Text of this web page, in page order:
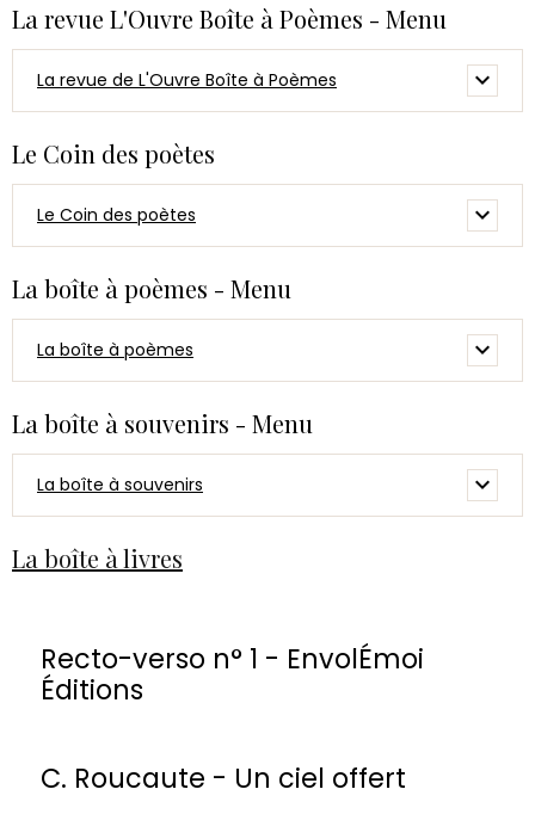
La revue L'Ouvre Boîte à Poèmes - Menu
La revue de L'Ouvre Boîte à Poèmes
Le Coin des poètes
Le Coin des poètes
La boîte à poèmes - Menu
La boîte à poèmes
La boîte à souvenirs - Menu
La boîte à souvenirs
La boîte à livres
Recto-verso n° 1 - EnvolÉmoi
Éditions
C. Roucaute - Un ciel offert